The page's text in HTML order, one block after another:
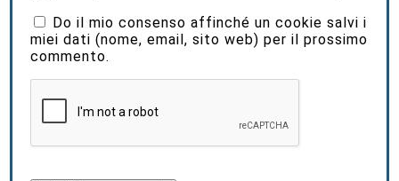
Do il mio consenso affinché un cookie salvi i
miei dati (nome, email, sito web) per il prossimo
commento.